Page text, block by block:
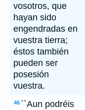
vosotros, que
hayan sido
engendradas en
vuestra tierra;
éstos también
pueden ser
posesión
vuestra.
46 ``Aun podréis